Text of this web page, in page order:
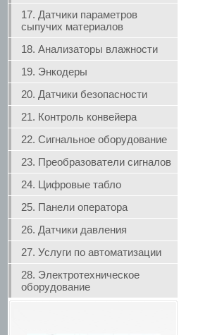
17. Датчики параметров
сыпучих материалов
18. Анализаторы влажности
19. Энкодеры
20. Датчики безопасности
21. Контроль конвейера
22. Сигнальное оборудование
23. Преобразователи сигналов
24. Цифровые табло
25. Панели оператора
26. Датчики давления
27. Услуги по автоматизации
28. Электротехническое
оборудование